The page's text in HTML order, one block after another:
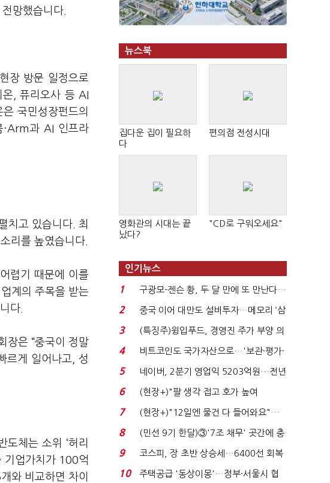
망했습니다.
장 방문 일정으로
, 퓨리오사 등 AI
국민성장펀드의
·Arm과 AI 인프라
치고 있습니다. 최
리를 높였습니다.
렵기 때문에 이를
계의 주목을 받는
다.
장은 “중국이 정말
르게 일어나고, 성
체는 소위 ‘허리
기업가치가 100억
와 비교하면 차이
뉴스북
집다운 집이 필요하
다
편의점 전성시대
영화관의 시대는 끝
났다?
"CD로 구워오세요"
인기뉴스
1
구광모-젠슨 황, 두 달 만에 또 만난다…
로봇·AI 등 논...
2
중국 이어 대만도 설비투자…메모리 ‘삼
국전쟁’
3
(특징주)윙입푸드, 경영진 주가 부양 의
지에 상한가...
4
비트코인도 국가자산으로…'보관·평가·
처분' 기준은 ...
5
네이버, 2분기 영업익 5203억원…전년
비 0.2% 감소...
6
(현장+)"팔 생각 접고 호가 높여
요"…'덜 똘똘한 한 채' 20...
7
(현장+)"12일엔 물건 다 들어와요"…
빈 매대 채우며 문 연 ...
8
(민선 9기 한달)③'7조 채무' 곳간에 충
격…추미애, 20년...
9
코스피, 장 초반 상승세…6400선 회복
시도
10
주택공급 '동상이몽'…정부·서울시 협